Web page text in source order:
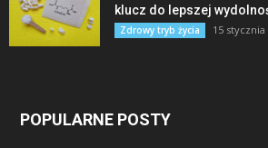
klucz do lepszej
Zdrowy tryb życia 15 stycznia
POPULARNE POSTY